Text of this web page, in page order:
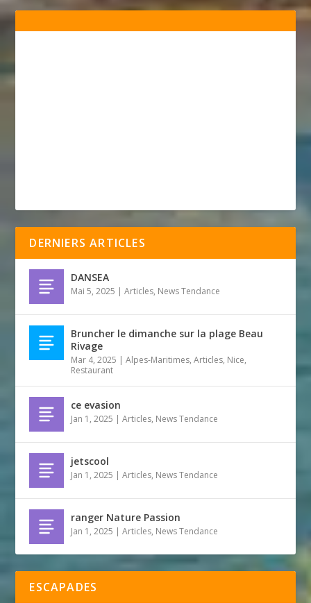
DERNIERS ARTICLES
DANSEA
Mai 5, 2025 |Articles, News Tendance
Bruncher le dimanche sur la plage Beau
Rivage
Mar 4, 2025 |Alpes-Maritimes,Articles, Nice,
Restaurant
ce evasion
Jan 1, 2025 |Articles, News Tendance
jetscool
Jan 1, 2025 |Articles, News Tendance
ranger Nature Passion
Jan 1, 2025 |Articles, News Tendance
ESCAPADES